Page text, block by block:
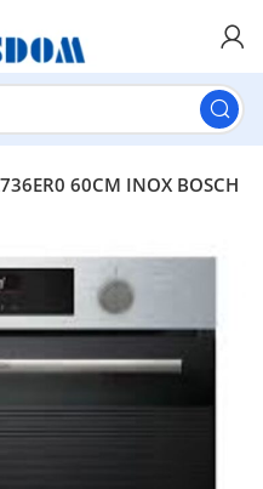
60CM INOX BOSCH